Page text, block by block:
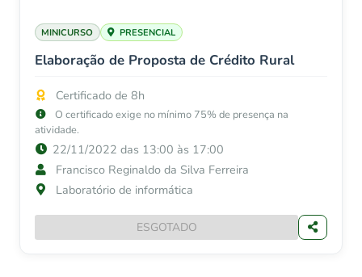
MINICURSO PRESENCIAL
Elaboração de Proposta de Crédito Rural
Certificado de 8h
O certificado exige no mínimo 75% de presença na
atividade.
22/11/2022 das 13:00 às 17:00
Francisco Reginaldo da Silva Ferreira
Laboratório de informática
ESGOTADO